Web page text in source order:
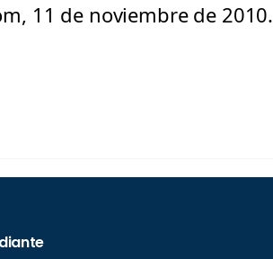
11 de noviembre de 2010.